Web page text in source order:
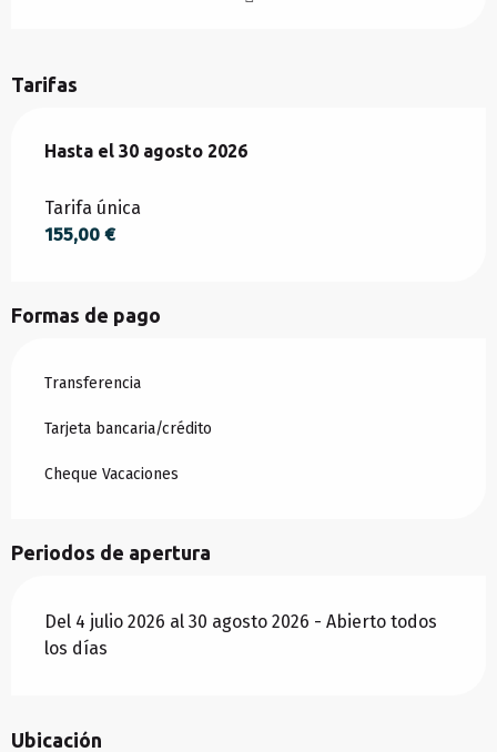
Tarifas
Desde 4 julio 2026 hasta
Hasta el 30 agosto 2026
Tarifa única
155,00 €
Formas de pago
Transferencia
Tarjeta bancaria/crédito
Cheque Vacaciones
Periodos de apertura
Del 4 julio 2026 al 30 agosto 2026 - Abierto todos
los días
Ubicación